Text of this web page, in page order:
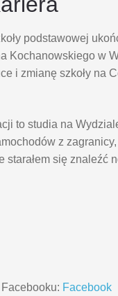
podstawowej
Kochanowskiego w
i zmianę szkoły na
to studia na
z
starałem się
Facebook